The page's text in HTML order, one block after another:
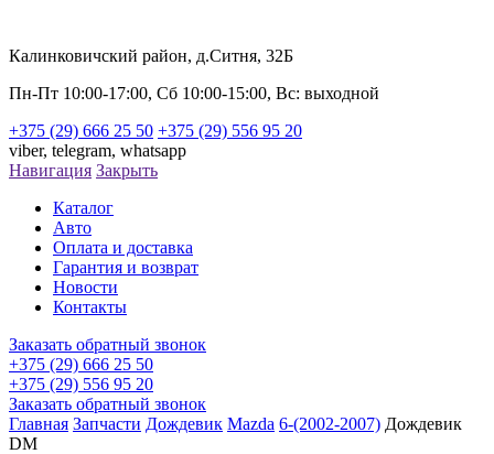
Калинковичский район, д.Ситня, 32Б
Пн-Пт 10:00-17:00, Сб 10:00-15:00, Вс: выходной
+375 (29) 666 25 50 +375 (29) 556 95 20
viber, telegram, whatsapp
Навигация Закрыть
Каталог
Авто
Оплата и доставка
Гарантия и возврат
Новости
Контакты
Заказать обратный звонок
+375 (29) 666 25 50
+375 (29) 556 95 20
Заказать обратный звонок
Главная Запчасти Дождевик Mazda 6-(2002-2007) Дождевик
DM